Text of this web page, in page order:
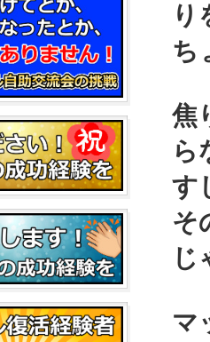
り
ち
焦
ら
す
そ
じ
マ